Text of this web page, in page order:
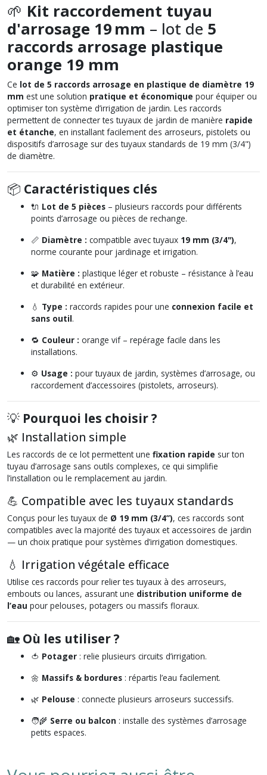
🌱 Kit raccordement tuyau
d'arrosage 19 mm – lot de 5
raccords arrosage plastique
orange 19 mm
Ce lot de 5 raccords arrosage en plastique de diamètre 19
mm est une solution pratique et économique pour équiper ou
optimiser ton système d’irrigation de jardin. Les raccords
permettent de connecter tes tuyaux de jardin de manière rapide
et étanche, en installant facilement des arroseurs, pistolets ou
dispositifs d’arrosage sur des tuyaux standards de 19 mm (3/4")
de diamètre.
📦 Caractéristiques clés
🔌 Lot de 5 pièces – plusieurs raccords pour différents
points d’arrosage ou pièces de rechange.
📏 Diamètre : compatible avec tuyaux 19 mm (3/4"),
norme courante pour jardinage et irrigation.
🧩 Matière : plastique léger et robuste – résistance à l’eau
et durabilité en extérieur.
💧 Type : raccords rapides pour une connexion facile et
sans outil.
🔁 Couleur : orange vif – repérage facile dans les
installations.
⚙️ Usage : pour tuyaux de jardin, systèmes d’arrosage, ou
raccordement d’accessoires (pistolets, arroseurs).
💡 Pourquoi les choisir ?
🌿 Installation simple
Les raccords de ce lot permettent une fixation rapide sur ton
tuyau d’arrosage sans outils complexes, ce qui simplifie
l’installation ou le remplacement au jardin.
💪 Compatible avec les tuyaux standards
Conçus pour les tuyaux de Ø 19 mm (3/4”), ces raccords sont
compatibles avec la majorité des tuyaux et accessoires de jardin
— un choix pratique pour systèmes d’irrigation domestiques.
💧 Irrigation végétale efficace
Utilise ces raccords pour relier tes tuyaux à des arroseurs,
embouts ou lances, assurant une distribution uniforme de
l’eau pour pelouses, potagers ou massifs floraux.
🏡 Où les utiliser ?
🍅 Potager : relie plusieurs circuits d’irrigation.
🌼 Massifs & bordures : répartis l’eau facilement.
🌿 Pelouse : connecte plusieurs arroseurs successifs.
🧑‍🌾 Serre ou balcon : installe des systèmes d’arrosage
petits espaces.